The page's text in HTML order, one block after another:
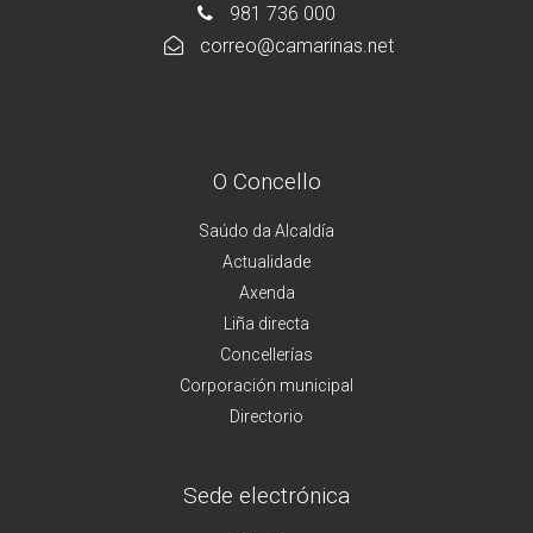
981 736 000
correo@camarinas.net
O Concello
Saúdo da Alcaldía
Actualidade
Axenda
Liña directa
Concellerías
Corporación municipal
Directorio
Sede electrónica